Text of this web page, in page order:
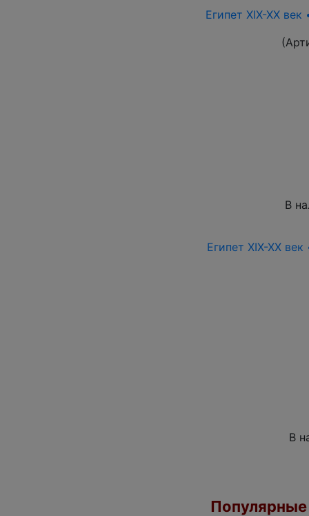
Египет XIX-XX
В
Египет XIX-XX
В